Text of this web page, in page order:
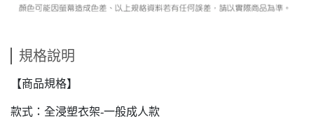
規格說明
【商品規格】
款式：全浸塑衣架-一般成人款